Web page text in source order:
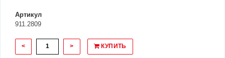
Артикул
911.2809
< > КУПИТЬ